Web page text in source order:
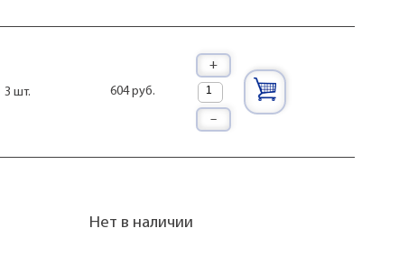
3 шт. 604 руб.
+
–
Нет в наличии